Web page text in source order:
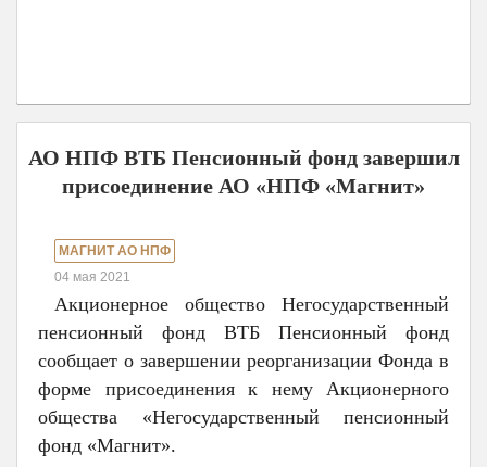
АО НПФ ВТБ Пенсионный фонд завершил
присоединение АО «НПФ «Магнит»
МАГНИТ АО НПФ
04 мая 2021
Акционерное общество Негосударственный
пенсионный фонд ВТБ Пенсионный фонд
сообщает о завершении реорганизации Фонда в
форме присоединения к нему Акционерного
общества «Негосударственный пенсионный
фонд «Магнит».